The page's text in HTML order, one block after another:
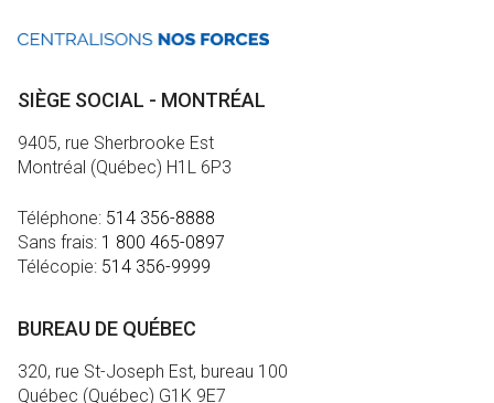
SIÈGE SOCIAL - MONTRÉAL
9405, rue Sherbrooke Est
Montréal (Québec) H1L 6P3
Téléphone: 514 356-8888
Sans frais: 1 800 465-0897
Télécopie: 514 356-9999
BUREAU DE QUÉBEC
320, rue St-Joseph Est, bureau 100
Québec (Québec) G1K 9E7